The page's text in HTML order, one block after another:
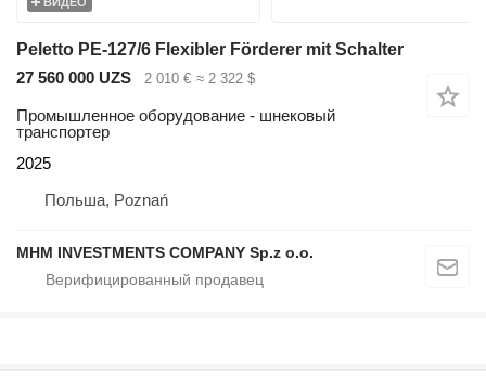
Peletto PE-127/6 Flexibler Förderer mit Schalter
27 560 000 UZS
2 010 € ≈ 2 322 $
Промышленное оборудование - шнековый
транспортер
2025
Польша, Poznań
MHM INVESTMENTS COMPANY Sp.z o.o.